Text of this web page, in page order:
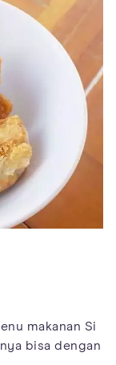
makanan Si
bisa dengan